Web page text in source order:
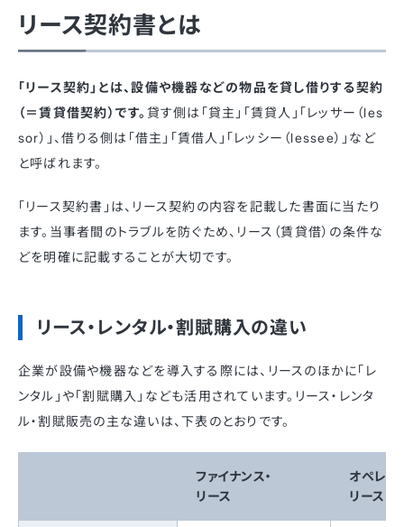
リース契約書とは
「リース契約」とは、設備や機器などの物品を貸し借りする契約
（＝賃貸借契約）です。 貸す側は「貸主」「賃貸人」「レッサー（les
sor）」、借りる側は「借主」「賃借人」「レッシー（lessee）」など
と呼ばれます。
「リース契約書」は、リース契約の内容を記載した書面に当たり
ます。当事者間のトラブルを防ぐため、リース（賃貸借）の条件な
どを明確に記載することが大切です。
リース・レンタル・割賦購入の違い
企業が設備や機器などを導入する際には、リースのほかに「レ
ンタル」や「割賦購入」なども活用されています。リース・レンタ
ル・割賦販売の主な違いは、下表のとおりです。
ファイナンス・
リース
オペレー
リース